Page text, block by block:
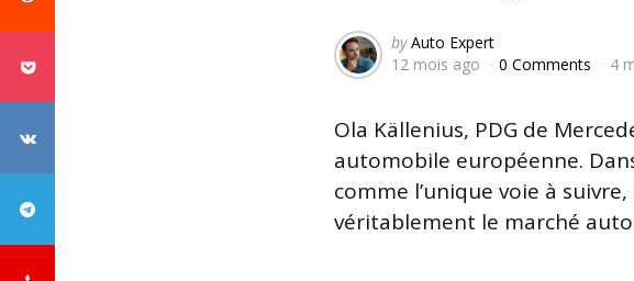
Posted
by
by Auto Expert
12 mois ago
0 Comments 4
Ola Källenius, PDG de
automobile européenne.
comme l’unique voie à
véritablement le marché